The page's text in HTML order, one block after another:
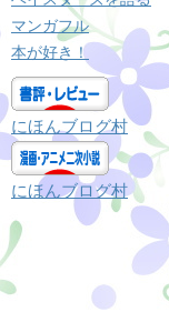
ー
マンガフル
本が好き！
にほんブログ村
にほんブログ村